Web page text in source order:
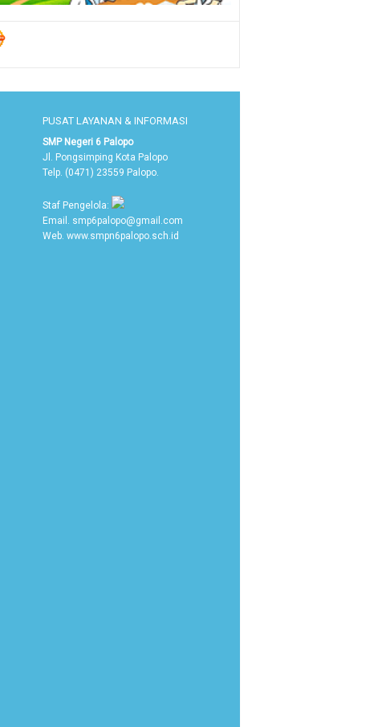
PUSAT LAYANAN & INFORMASI
SMP Negeri 6 Palopo
Jl. Pongsimping Kota Palopo
Telp. (0471) 23559 Palopo.
Staf Pengelola:
Email. smp6palopo@gmail.com
Web. www.smpn6palopo.sch.id